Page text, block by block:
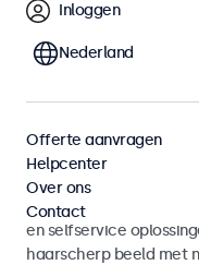
Monitoren en
selfservice
Monitoren en
en selfservice
haarscherp beeld met
Inloggen
Nederland
Offerte aanvragen
Helpcenter
Over ons
Contact